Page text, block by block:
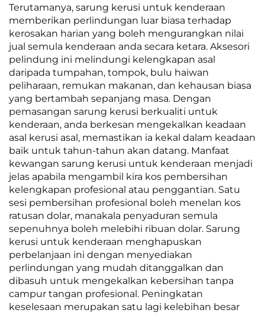
Terutamanya, sarung kerusi untuk kenderaan
memberikan perlindungan luar biasa terhadap
kerosakan harian yang boleh mengurangkan nilai
jual semula kenderaan anda secara ketara. Aksesori
pelindung ini melindungi kelengkapan asal
daripada tumpahan, tompok, bulu haiwan
peliharaan, remukan makanan, dan kehausan biasa
yang bertambah sepanjang masa. Dengan
pemasangan sarung kerusi berkualiti untuk
kenderaan, anda berkesan mengekalkan keadaan
asal kerusi asal, memastikan ia kekal dalam keadaan
baik untuk tahun-tahun akan datang. Manfaat
kewangan sarung kerusi untuk kenderaan menjadi
jelas apabila mengambil kira kos pembersihan
kelengkapan profesional atau penggantian. Satu
sesi pembersihan profesional boleh menelan kos
ratusan dolar, manakala penyaduran semula
sepenuhnya boleh melebihi ribuan dolar. Sarung
kerusi untuk kenderaan menghapuskan
perbelanjaan ini dengan menyediakan
perlindungan yang mudah ditanggalkan dan
dibasuh untuk mengekalkan kebersihan tanpa
campur tangan profesional. Peningkatan
keselesaan merupakan satu lagi kelebihan besar